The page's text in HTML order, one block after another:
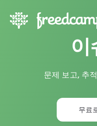
이
문제 보고, 추
무료